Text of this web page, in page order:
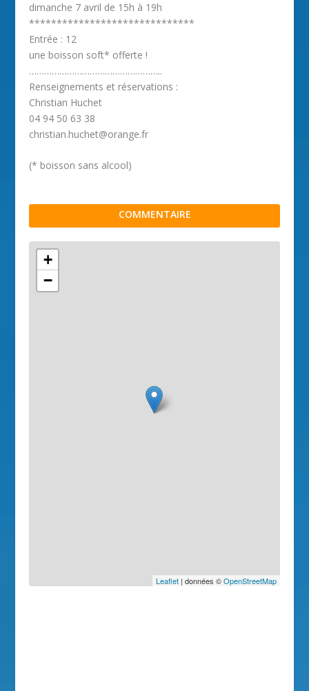
dimanche 7 avril de 15h à 19h
******************************
Entrée : 12
une boisson soft* offerte !
……………………………………………..
Renseignements et réservations :
Christian Huchet
04 94 50 63 38
christian.huchet@orange.fr
(* boisson sans alcool)
COMMENTAIRE
+
−
Leaflet| données ©OpenStreetMap